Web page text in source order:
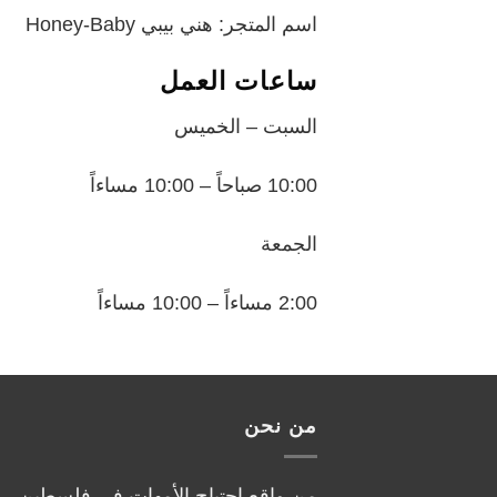
اسم المتجر: هني بيبي Honey-Baby
ساعات العمل
السبت – الخميس
10:00 صباحاً – 10:00 مساءاً
الجمعة
2:00 مساءاً – 10:00 مساءاً
من نحن